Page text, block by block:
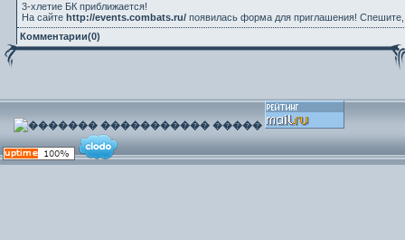
3-хлетие БК приближается!
На сайте http://events.combats.ru/ появилась форма для приглашения! Спешите,
Комментарии(0)